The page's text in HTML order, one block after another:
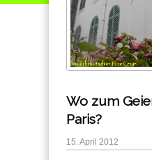
Wo zum
Paris?
15. April 2012